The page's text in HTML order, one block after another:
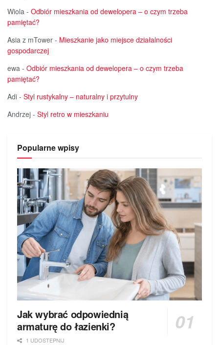
Wiola - Odbiór mieszkania od dewelopera – o czym trzeba
pamiętać?
Asia z mTower - Mieszkanie jako miejsce działalności
gospodarczej
ewa - Odbiór mieszkania od dewelopera – o czym trzeba
pamiętać?
Adi - Styl rustykalny – naturalny i przytulny
Andrzej - Styl retro w mieszkaniu
Popularne wpisy
Jak wybrać odpowiednią
armaturę do łazienki?
1 UDOSTEPNIJ